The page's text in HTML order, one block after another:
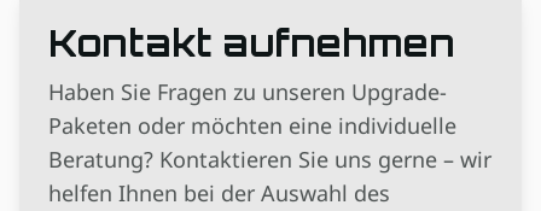
Kontakt aufnehmen
Haben Sie Fragen zu unseren Upgrade-
Paketen oder möchten eine individuelle
Beratung? Kontaktieren Sie uns gerne – wir
helfen Ihnen bei der Auswahl des